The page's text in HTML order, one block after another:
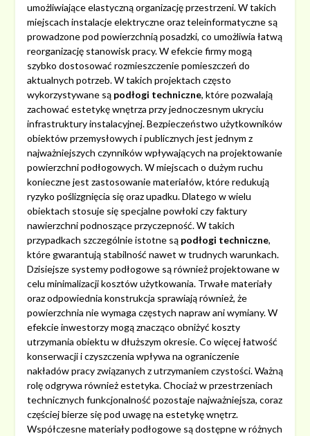
umożliwiające elastyczną organizację przestrzeni. W takich
miejscach instalacje elektryczne oraz teleinformatyczne są
prowadzone pod powierzchnią posadzki, co umożliwia łatwą
reorganizację stanowisk pracy. W efekcie firmy mogą
szybko dostosować rozmieszczenie pomieszczeń do
aktualnych potrzeb. W takich projektach często
wykorzystywane są podłogi techniczne, które pozwalają
zachować estetykę wnętrza przy jednoczesnym ukryciu
infrastruktury instalacyjnej. Bezpieczeństwo użytkowników
obiektów przemysłowych i publicznych jest jednym z
najważniejszych czynników wpływających na projektowanie
powierzchni podłogowych. W miejscach o dużym ruchu
konieczne jest zastosowanie materiałów, które redukują
ryzyko poślizgnięcia się oraz upadku. Dlatego w wielu
obiektach stosuje się specjalne powłoki czy faktury
nawierzchni podnoszące przyczepność. W takich
przypadkach szczególnie istotne są podłogi techniczne,
które gwarantują stabilność nawet w trudnych warunkach.
Dzisiejsze systemy podłogowe są również projektowane w
celu minimalizacji kosztów użytkowania. Trwałe materiały
oraz odpowiednia konstrukcja sprawiają również, że
powierzchnia nie wymaga częstych napraw ani wymiany. W
efekcie inwestorzy mogą znacząco obniżyć koszty
utrzymania obiektu w dłuższym okresie. Co więcej łatwość
konserwacji i czyszczenia wpływa na ograniczenie
nakładów pracy związanych z utrzymaniem czystości. Ważną
rolę odgrywa również estetyka. Chociaż w przestrzeniach
technicznych funkcjonalność pozostaje najważniejsza, coraz
częściej bierze się pod uwagę na estetykę wnętrz.
Współczesne materiały podłogowe są dostępne w różnych